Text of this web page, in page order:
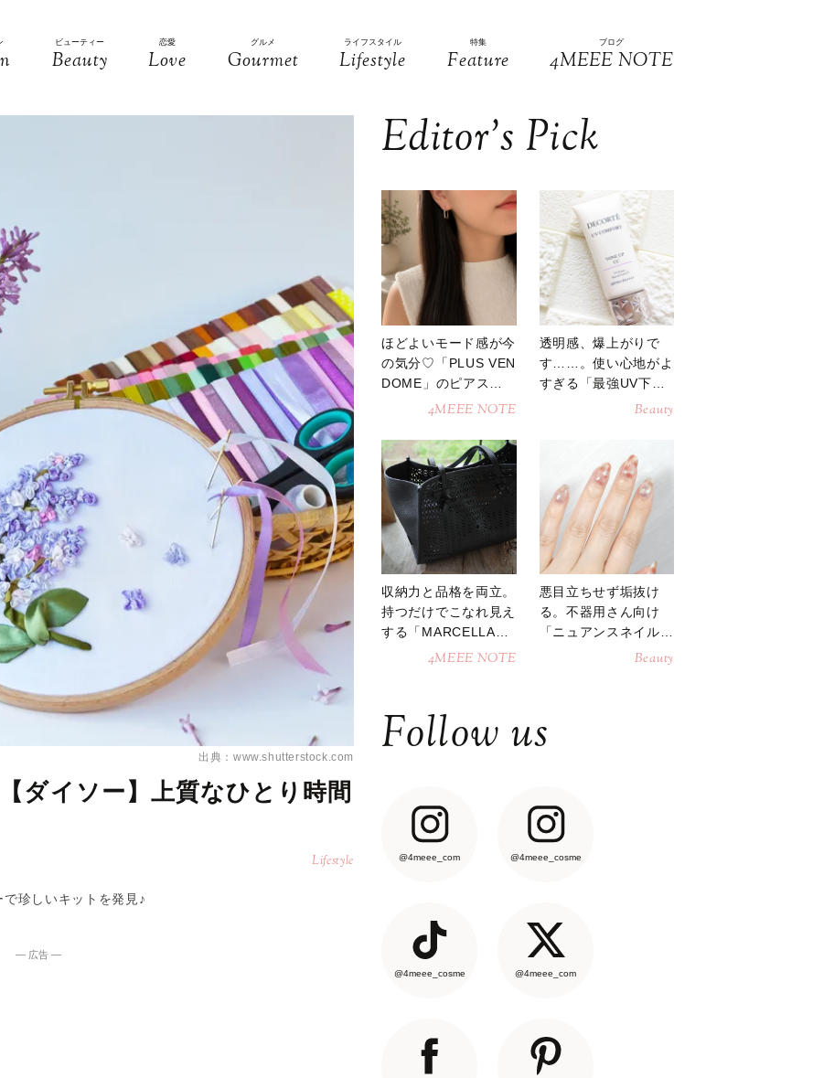
ビューティー
Beauty
恋愛
Love
グルメ
Gourmet
ライフスタイル
Lifestyle
特集
Feature
ブログ
4MEEE NOTE
出典：www.shutterstock.com
イソー】上質なひとり時間
Lifestyle
珍しいキットを発見♪
― 広告 ―
Editor’s Pick
ほどよいモード感が今
の気分♡「PLUS VEN
DOME」のピアスが
4MEEE NOTE
透明感、爆上がりで
す……。使い心地がよ
すぎる「最強UV下
Beauty
収納力と品格を両立。
持つだけでこなれ見え
する「MARCELLAト
ートバッグ」4MEEE NOTE
悪目立ちせず垢抜け
る。不器用さん向け
「ニュアンスネイル」
Beauty
Follow us
@4meee_com @4meee_cosme
@4meee_cosme @4meee_com